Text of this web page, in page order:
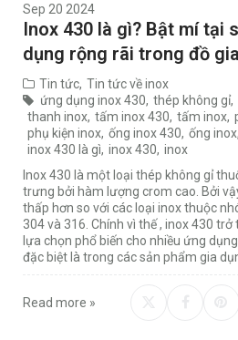
Sep 20 2024
Inox 430 là gì? Bật mí tại
dụng rộng rãi trong đồ
Tin tức, Tin tức về inox
ứng dụng inox 430, thép không gỉ,
thanh inox, tấm inox 430, tấm inox,
phụ kiện inox, ống inox 430, ống inox,
inox 430 là gì, inox 430, inox
Inox 430 là một loại thép không gỉ
trưng bởi hàm lượng crom cao. Bởi
thấp hơn so với các loại inox thuộc
304 và 316. Chính vì thế , inox 430
lựa chọn phổ biến cho nhiều ứng
đặc biệt là trong các sản phẩm gia
Read more »